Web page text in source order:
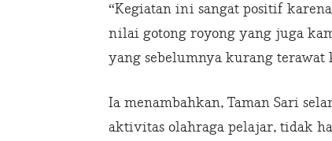
“Kegiatan ini sangat positif
nilai gotong royong yang juga
yang sebelumnya kurang
Ia menambahkan, Taman Sari
aktivitas olahraga pelajar, tidak